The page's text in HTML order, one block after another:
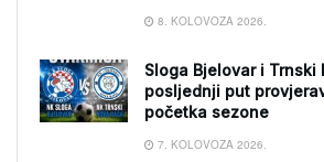
8. KOLOVOZA 2026.
Sloga Bjelovar i Trnski
posljednji put
početka sezone
7. KOLOVOZA 2026.